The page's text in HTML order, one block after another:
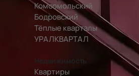
Комсомольский
Бодровский
Тёплые кварталы
УРАЛКВАРТАЛ
Недвижимость
Квартиры